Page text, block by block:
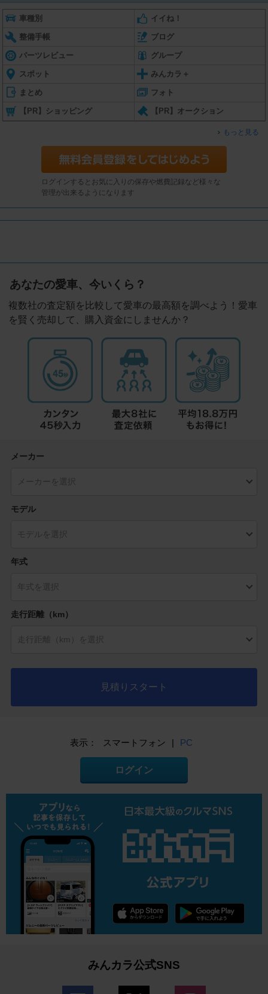
車種別 イイね！
整備手帳 ブログ
パーツレビュー グループ
スポット みんカラ＋
まとめ フォト
【PR】ショッピング 【PR】オークション
もっと見る
ログインするとお気に入りの保存や燃費記録など様々な
管理が出来るようになります
あなたの愛車、今いくら？
複数社の査定額を比較して愛車の最高額を調べよう！愛車
を賢く売却して、購入資金にしませんか？
メーカー
モデル
年式
走行距離（km）
見積りスタート
表示： スマートフォン | PC
ログイン
みんカラ公式SNS